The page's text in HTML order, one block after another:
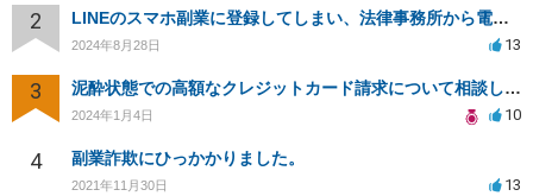
2 LINEのスマホ副業に登録してしまい、法律事務所から電話が入りました。
2024年8月28日 13
3 泥酔状態での高額なクレジットカード請求について相談したい
2024年1月4日 10
4 副業詐欺にひっかかりました。
2021年11月30日 13